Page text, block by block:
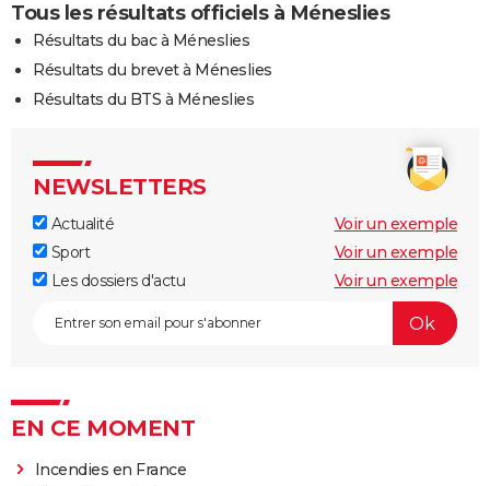
Tous les résultats officiels à Méneslies
Résultats du bac à Méneslies
Résultats du brevet à Méneslies
Résultats du BTS à Méneslies
NEWSLETTERS
Actualité
Voir un exemple
Sport
Voir un exemple
Les dossiers d'actu
Voir un exemple
EN CE MOMENT
Incendies en France